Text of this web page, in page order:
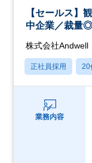
【セールス】
中企業／裁量
株式会社Andwell
正社員採用 20
業務内容